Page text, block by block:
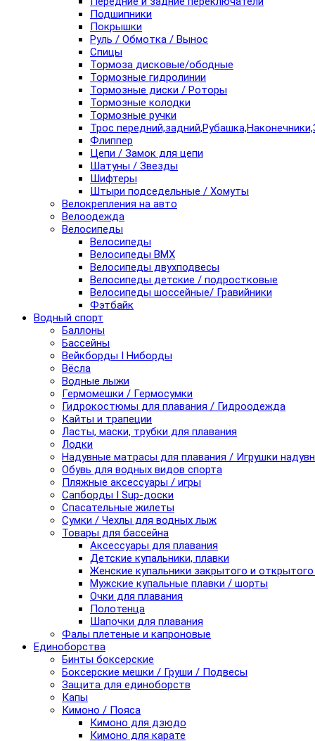
Подшипники
Покрышки
Руль / Обмотка / Вынос
Спицы
Тормоза дисковые/ободные
Тормозные гидролинии
Тормозные диски / Роторы
Тормозные колодки
Тормозные ручки
Трос
Флиппер
Цепи / Замок для цепи
Шатуны / Звезды
Шифтеры
Штыри подседельные / Хомуты
Велокрепления на авто
Велоодежда
Велосипеды
Велосипеды
Велосипеды BMX
Велосипеды двухподвесы
Велосипеды детские / подростковые
Велосипеды шоссейные/ Гравийники
Фэтбайк
Водный спорт
Баллоны
Бассейны
Вейкборды I Ниборды
Вёсла
Водные лыжи
Гермомешки / Гермосумки
Гидрокостюмы для плавания / Гидроодежда
Кайты и трапеции
Ласты, маски, трубки для плавания
Лодки
Надувные матрасы для плавания / Игрушки
Обувь для водных видов спорта
Пляжные аксессуары / игры
Сапборды I Sup-доски
Спасательные жилеты
Сумки / Чехлы для водных лыж
Товары для бассейна
Аксессуары для плавания
Детские купальники, плавки
Женские купальники закрытого и
Мужские купальные плавки / шорты
Очки для плавания
Полотенца
Шапочки для плавания
Фалы плетеные и капроновые
Единоборства
Бинты боксерские
Боксерские мешки / Груши / Подвесы
Защита для единоборств
Капы
Кимоно / Пояса
Кимоно для дзюдо
Кимоно для карате